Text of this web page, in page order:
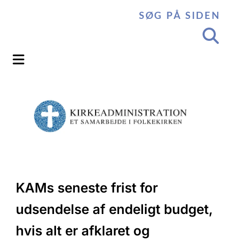
SØG PÅ SIDEN
KAMs seneste frist for
udsendelse af endeligt budget,
hvis alt er afklaret og